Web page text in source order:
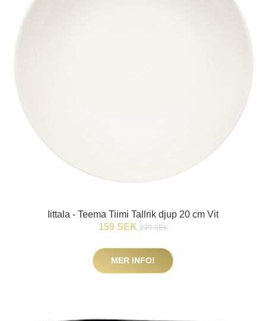
Iittala - Teema Tiimi Tallrik djup 20 cm Vit
159 SEK 239 SEK
MER INFO!